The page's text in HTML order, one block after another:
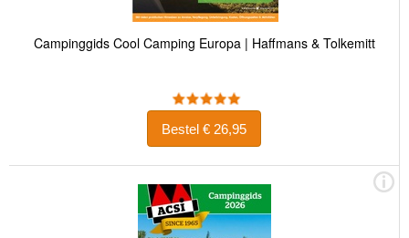
Campinggids Cool Camping Europa | Haffmans & Tolkemitt
Bestel € 26,95